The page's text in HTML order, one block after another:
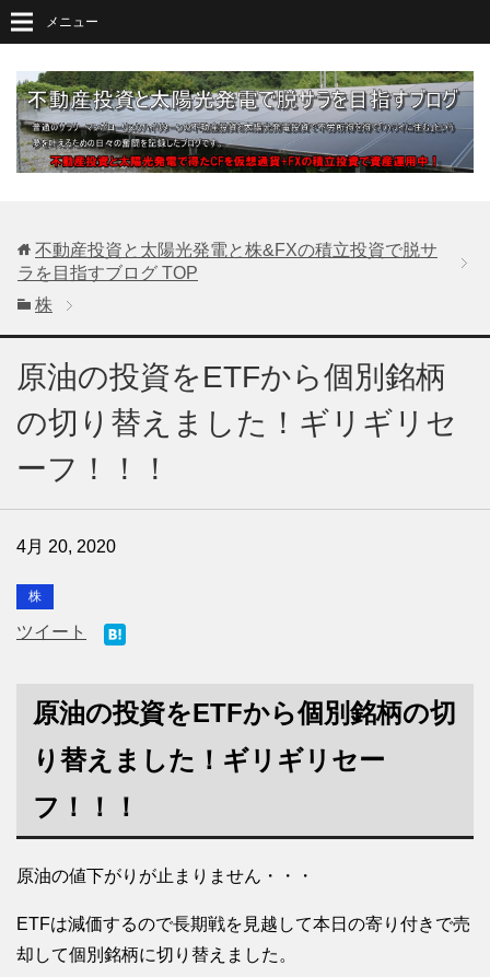
メニュー
不動産投資と太陽光発電と株&FXの積立投資で脱サ
ラを目指すブログ TOP
株
原油の投資をETFから個別銘柄
の切り替えました！ギリギリセ
ーフ！！！
4月 20, 2020
株
ツイート
原油の投資をETFから個別銘柄の切
り替えました！ギリギリセー
フ！！！
原油の値下がりが止まりません・・・
ETFは減価するので長期戦を見越して本日の寄り付きで売
却して個別銘柄に切り替えました。